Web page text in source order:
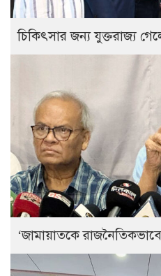
চিকিৎসার জন্য যুক্তরাজ্য
‘জামায়াতকে